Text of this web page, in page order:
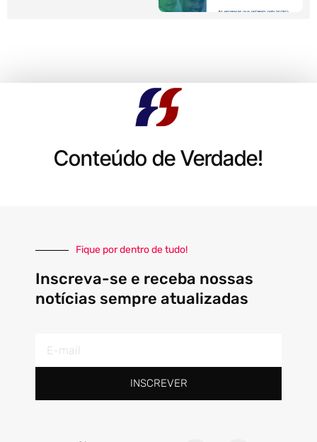
Conteúdo de Verdade!
Fique por dentro de tudo!
Inscreva-se e receba nossas
notícias sempre atualizadas
mail
INSCREVER